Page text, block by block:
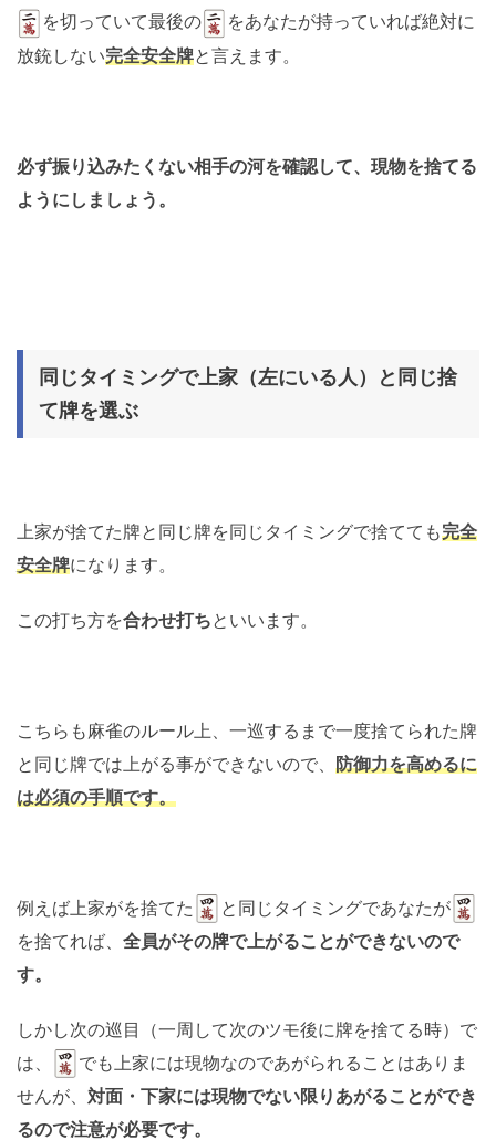
を切っていて最後の
をあなたが持っていれば絶対に
放銃しない完全安全牌と言えます。
必ず振り込みたくない相手の河を確認して、現物を捨てる
ようにしましょう。
同じタイミングで上家（左にいる人）と同じ捨
て牌を選ぶ
上家が捨てた牌と同じ牌を同じタイミングで捨てても完全
安全牌になります。
この打ち方を合わせ打ちといいます。
こちらも麻雀のルール上、一巡するまで一度捨てられた牌
と同じ牌では上がる事ができないので、 防御力を高めるに
は必須の手順です。
例えば上家がを捨てた
と同じタイミングであなたが
を捨てれば、 全員がその牌で上がることができないので
す。
しかし次の巡目（一周して次のツモ後に牌を捨てる時）で
は、
でも上家には現物なのであがられることはありま
せんが、 対面・下家には現物でない限りあがることができ
るので注意が必要です。